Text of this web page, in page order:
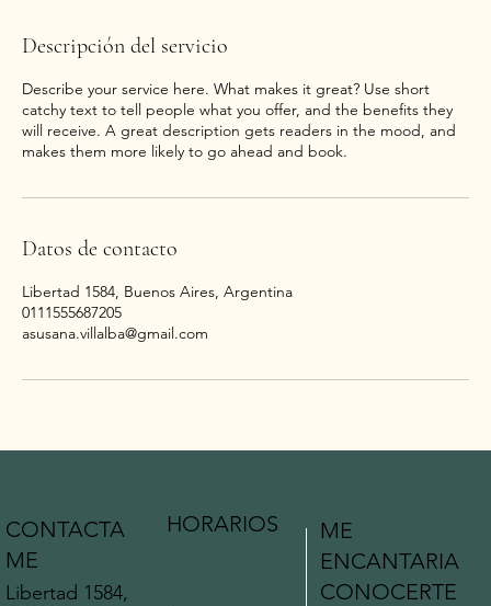
Descripción del servicio
Describe your service here. What makes it great? Use short
catchy text to tell people what you offer, and the benefits they
will receive. A great description gets readers in the mood, and
Datos de contacto
Libertad 1584, Buenos Aires, Argentina
0111555687205
asusana.villalba@gmail.com
CONTACTA
ME
Libertad 1584,
HORARIOS
ME
ENCANTARIA
CONOCERTE